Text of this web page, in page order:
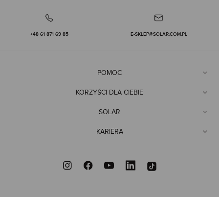
+48 61 871 69 85 E-SKLEP@SOLAR.COM.PL
POMOC
KORZYŚCI DLA CIEBIE
SOLAR
KARIERA